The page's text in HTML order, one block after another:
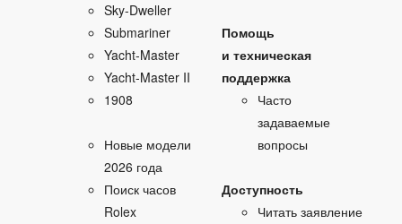
Sky‑Dweller
Submariner
Yacht‑Master
Yacht‑Master II
1908
Новые модели
2026 года
Поиск часов
Rolex
Помощь
и техническая
поддержка
Часто
задаваемые
вопросы
Доступность
Читать заявление